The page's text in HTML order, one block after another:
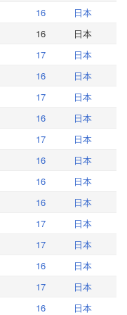
16
日本
16
日本
17
日本
16
日本
17
日本
16
日本
17
日本
16
日本
16
日本
16
日本
17
日本
17
日本
16
日本
17
日本
16
日本